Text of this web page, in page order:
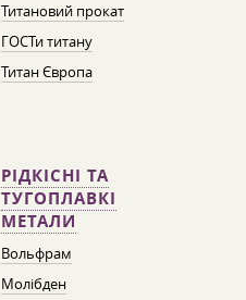
Титановий прокат
ГОСТи титану
Титан Європа
РІДКІСНІ ТА
ТУГОПЛАВКІ
МЕТАЛИ
Вольфрам
Молібден